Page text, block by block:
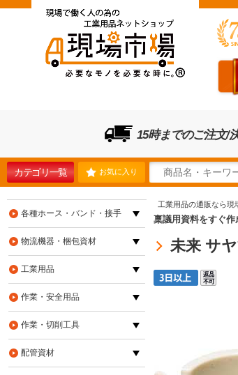
15時までのご注文/
カテゴリ一覧 お気に入り
工業用品の通販なら現
稟議用資料をすぐ
未来 サ
各種ホース・バンド・接手
物流機器・梱包資材
工業用品
作業・安全用品
作業・切削工具
配管資材